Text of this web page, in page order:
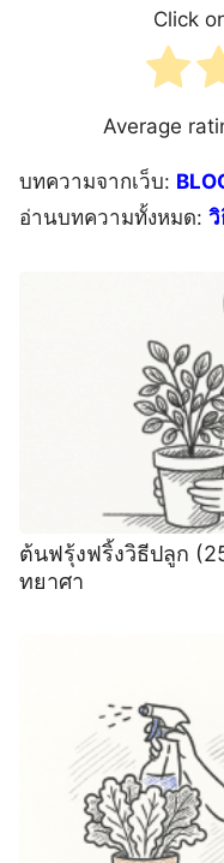
Click
Average
บทความจากเว็บ:
อ่านบทความทั้งหมด:
ต้นฟรุ้งฟริ้งวิธีปลูก
ทยาศา